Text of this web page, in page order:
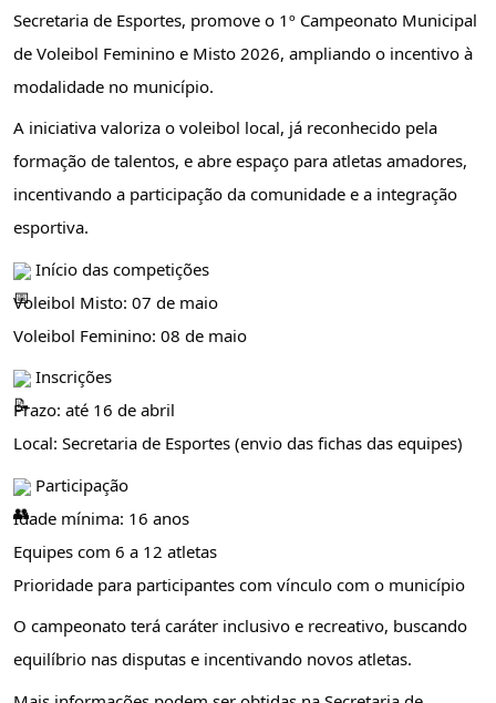
Secretaria de Esportes, promove o 1º Campeonato Municipal
de Voleibol Feminino e Misto 2026, ampliando o incentivo à
modalidade no município.
A iniciativa valoriza o voleibol local, já reconhecido pela
formação de talentos, e abre espaço para atletas amadores,
incentivando a participação da comunidade e a integração
esportiva.
Início das competições
Voleibol Misto: 07 de maio
Voleibol Feminino: 08 de maio
Inscrições
Prazo: até 16 de abril
Local: Secretaria de Esportes (envio das fichas das equipes)
Participação
Idade mínima: 16 anos
Equipes com 6 a 12 atletas
Prioridade para participantes com vínculo com o município
O campeonato terá caráter inclusivo e recreativo, buscando
equilíbrio nas disputas e incentivando novos atletas.